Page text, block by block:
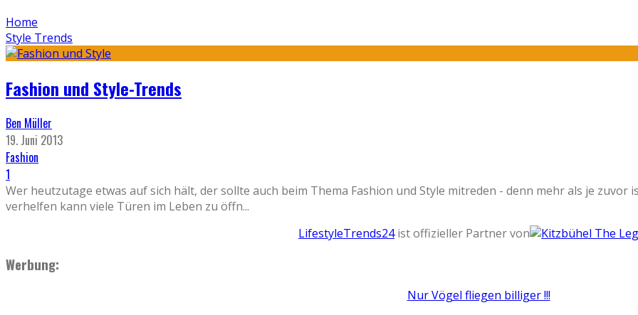
Home
Style Trends
Fashion und Style-Trends
Ben Müller
19. Juni 2013
Fashion
1
Wer heutzutage etwas auf sich hält, der sollte auch beim Thema Fashion und Style mitreden - denn mehr als je zuvor
verhelfen kann viele Türen im Leben zu öffn...
LifestyleTrends24ist offizieller Partner von
Werbung:
Nur Vögel fliegen billiger !!!